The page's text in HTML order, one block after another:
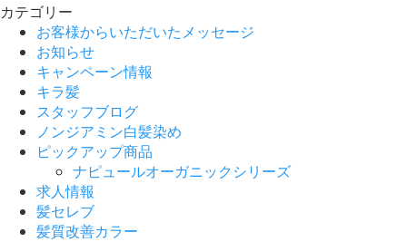
カテゴリー
お客様からいただいたメッセージ
お知らせ
キャンペーン情報
キラ髪
スタッフブログ
ノンジアミン白髪染め
ピックアップ商品
ナピュールオーガニックシリーズ
求人情報
髪セレブ
髪質改善カラー